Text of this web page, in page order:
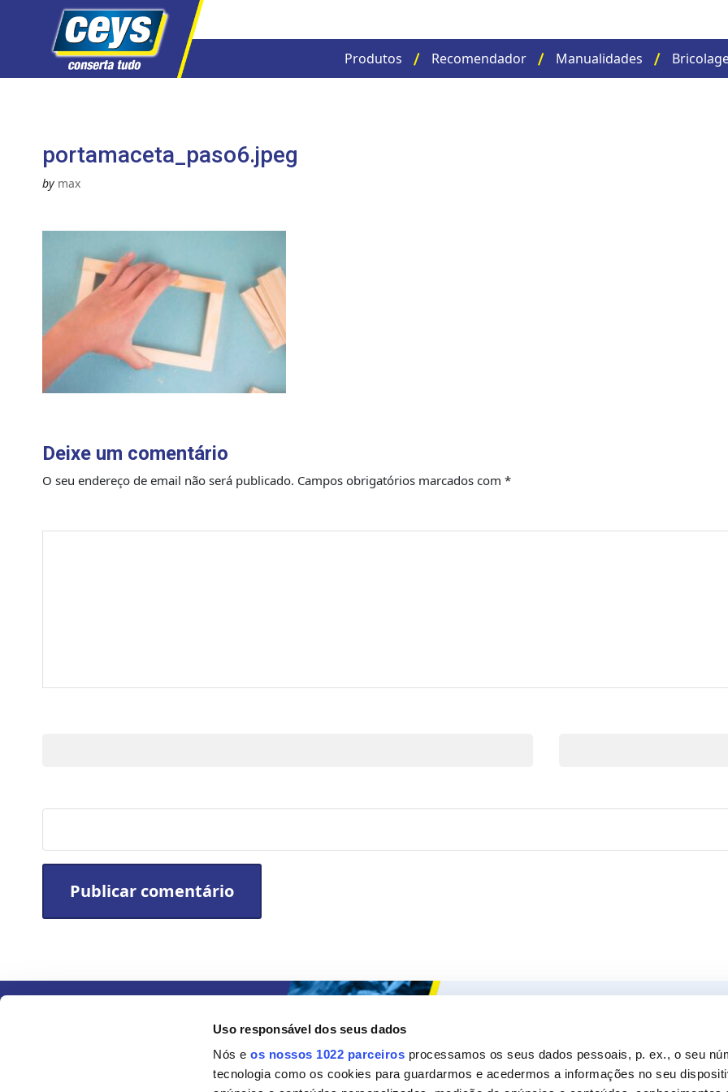
Uso responsável dos seus dados
Nós eos nossos 1022 parceiros processamos os seus dados pessoais, p. ex., o seu
tecnologia como os cookies para guardarmos e acedermos a informações no seu
Produtos Recomendador Manualidades
portamaceta_paso6.jpeg
by max
Deixe um comentário
O seu endereço de email não será publicado. Campos obrigatórios marcados com *
Sobre a Ceys
Manualidades